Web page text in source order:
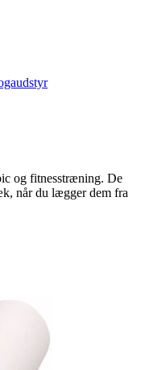
og fitnesstræning. De
når du lægger dem fra